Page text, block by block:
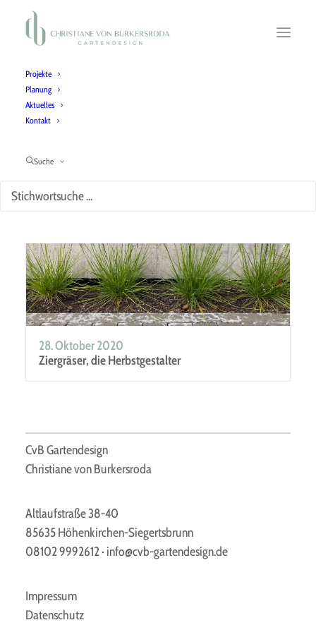
Projekte
Planung
Aktuelles
Kontakt
Suche
28. Oktober 2020
Ziergräser, die Herbstgestalter
CvB Gartendesign
Christiane von Burkersroda
Altlaufstraße 38-40
85635 Höhenkirchen-Siegertsbrunn
08102 9992612· info@cvb-gartendesign.de
Impressum
Datenschutz